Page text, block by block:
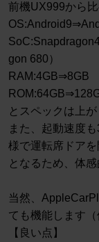
前機UX999から比
gon 680）
RAM:4GB⇒8GB
とスペックは上が
また、起動速度
様で運転席ドア
となるため、体
当然、
ても機能します（
【良い点】